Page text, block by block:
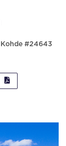
Kohde #24643